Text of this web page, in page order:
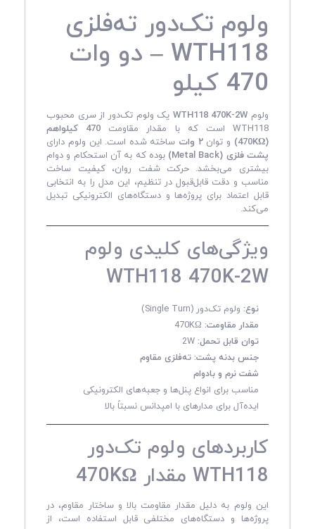
ولوم تک‌دور ته‌فلزی
WTH118 – دو وات
470 کیلو
ولوم WTH118 470K-2W یک ولوم تک‌دور از سری محبوب
WTH118 است که با مقدار مقاومت
470 کیلو‌اهم
(470KΩ)
و توان۲ وات
ساخته شده است. این ولوم دارای
پشت فلزی (Metal Back)
بوده که به آن استحکام و دوام
بیشتری می‌بخشد. حرکت شفت روان، کیفیت ساخت
مناسب و دقت قابل‌قبول در تنظیم، این مدل را به انتخابی
قابل اعتماد برای پروژه‌ها و دستگاه‌های الکترونیکی تبدیل
می‌کند.
ویژگی‌های کلیدی ولوم
WTH118 470K-2W
نوع: ولوم تک‌دور (Single Turn)
مقدار مقاومت:
توان قابل تحمل: 2W
جنس بدنه پشت: ته‌فلزی مقاوم
شفت نرم و بادوام
مناسب برای انواع پنل‌ها و جعبه‌های الکترونیکی
ایده‌آل برای مدارهای با امپدانس نسبتاً بالا
کاربردهای ولوم تک‌دور
WTH118 مقدار 470KΩ
این ولوم به دلیل مقدار مقاومت بالا و ساختار مقاوم، در
پروژه‌ها و دستگاه‌های مختلفی قابل استفاده است، از